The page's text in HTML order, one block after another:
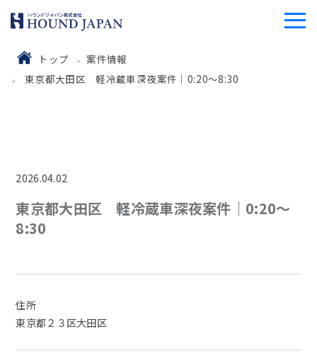
トップ
案件情報
東京都大田区 軽冷蔵車深夜案件｜0:20～8:30
2026.04.02
東京都大田区 軽冷蔵車深夜案件｜0:20～
8:30
住所
東京都２３区大田区